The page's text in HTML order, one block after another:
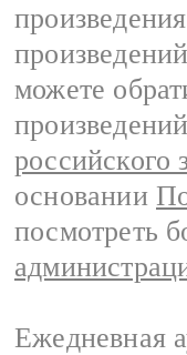
можете
российского
основании
посмотреть
Ежедневная